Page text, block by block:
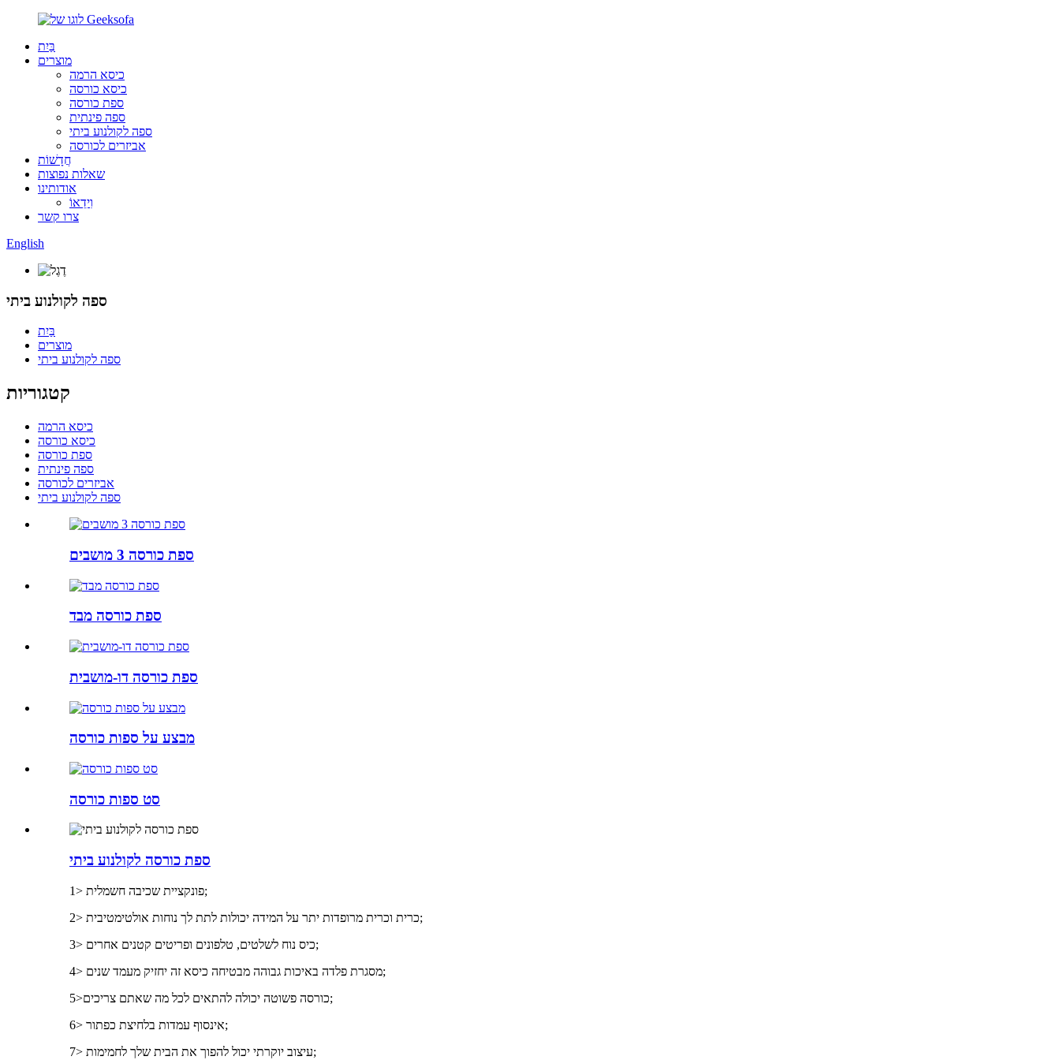
בַּיִת
מוצרים
כיסא הרמה
כיסא כורסה
ספת כורסה
ספה פינתית
ספה לקולנוע ביתי
אביזרים לכורסה
חֲדָשׁוֹת
שאלות נפוצות
אודותינו
וִידֵאוֹ
צרו קשר
English
ספה לקולנוע ביתי
בַּיִת
מוצרים
ספה לקולנוע ביתי
קטגוריות
כיסא הרמה
כיסא כורסה
ספת כורסה
ספה פינתית
אביזרים לכורסה
ספה לקולנוע ביתי
ספת כורסה 3 מושבים
ספת כורסה מבד
ספת כורסה דו-מושבית
מבצע על ספות כורסה
סט ספות כורסה
ספת כורסה לקולנוע ביתי
1> פונקציית שכיבה חשמלית;
2> כרית וכרית מרופדות יתר על המידה יכולות לתת לך נוחות אולטימטיבית;
3> כיס נוח לשלטים, טלפונים ופריטים קטנים אחרים;
4> מסגרת פלדה באיכות גבוהה מבטיחה כיסא זה יחזיק מעמד שנים;
5>כורסה פשוטה יכולה להתאים לכל מה שאתם צריכים;
6> אינסוף עמדות בלחיצת כפתור;
7> עיצוב יוקרתי יכול להפוך את הבית שלך לחמימות;